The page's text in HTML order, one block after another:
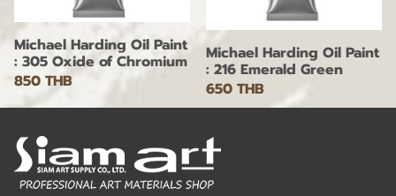
Michael Harding Oil Paint
: 305 Oxide of Chromium
850 THB
Michael Harding Oil Paint
: 216 Emerald Green
650 THB